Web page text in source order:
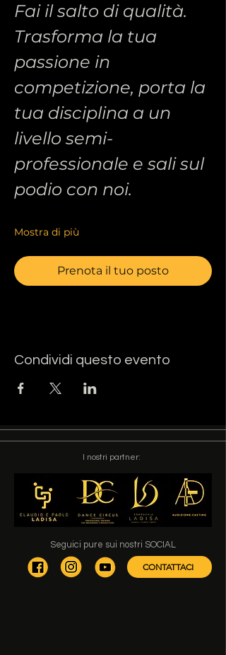
Fai il salto di qualità.
Trasforma la tua
passione in
competizione, porta la
tua disciplina a un
livello semi-
professionale e sali sul
podio con noi.
Mostra di più
Prenota il tuo posto
Condividi questo evento
I nostri partner:
Seguici pure sui nostri SOCIAL
CONTATTACI